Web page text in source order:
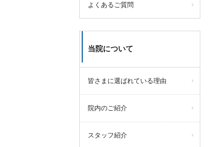
よくあるご質問
当院について
皆さまに選ばれている理由
院内のご紹介
スタッフ紹介